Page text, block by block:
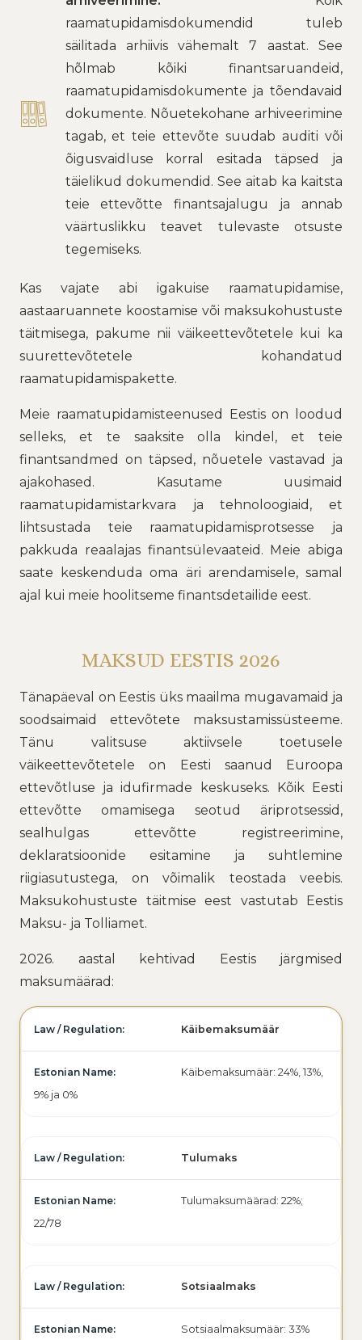
raamatupidamisdokumendid tuleb
säilitada arhiivis vähemalt 7 aastat. See
hõlmab kõiki finantsaruandeid,
raamatupidamisdokumente ja tõendavaid
dokumente. Nõuetekohane arhiveerimine
tagab, et teie ettevõte suudab auditi või
õigusvaidluse korral esitada täpsed ja
täielikud dokumendid. See aitab ka kaitsta
teie ettevõtte finantsajalugu ja annab
väärtuslikku teavet tulevaste otsuste
tegemiseks.
Kas vajate abi igakuise raamatupidamise,
aastaaruannete koostamise või maksukohustuste
täitmisega, pakume nii väikeettevõtetele kui ka
suurettevõtetele kohandatud
raamatupidamispakette.
Meie raamatupidamisteenused Eestis on loodud
selleks, et te saaksite olla kindel, et teie
finantsandmed on täpsed, nõuetele vastavad ja
ajakohased. Kasutame uusimaid
raamatupidamistarkvara ja tehnoloogiaid, et
lihtsustada teie raamatupidamisprotsesse ja
pakkuda reaalajas finantsülevaateid. Meie abiga
saate keskenduda oma äri arendamisele, samal
ajal kui meie hoolitseme finantsdetailide eest.
MAKSUD EESTIS 2026
Tänapäeval on Eestis üks maailma mugavamaid ja
soodsaimaid ettevõtete maksustamissüsteeme.
Tänu valitsuse aktiivsele toetusele
väikeettevõtetele on Eesti saanud Euroopa
ettevõtluse ja idufirmade keskuseks. Kõik Eesti
ettevõtte omamisega seotud äriprotsessid,
sealhulgas ettevõtte registreerimine,
deklaratsioonide esitamine ja suhtlemine
riigiasutustega, on võimalik teostada veebis.
Maksukohustuste täitmise eest vastutab Eestis
Maksu- ja Tolliamet.
2026. aastal kehtivad Eestis järgmised
maksumäärad:
Käibemaksumäär
Käibemaksumäär: 24%, 13%,
9% ja 0%
Tulumaks
Tulumaksumäärad: 22%;
22/78
Sotsiaalmaks
Sotsiaalmaksumäär: 33%